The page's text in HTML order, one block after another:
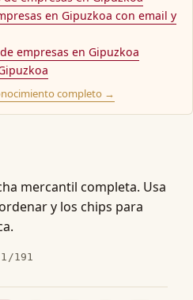
en Gipuzkoa con email y
empresas en Gipuzkoa
completo →
mercantil completa. Usa
y los chips para
191